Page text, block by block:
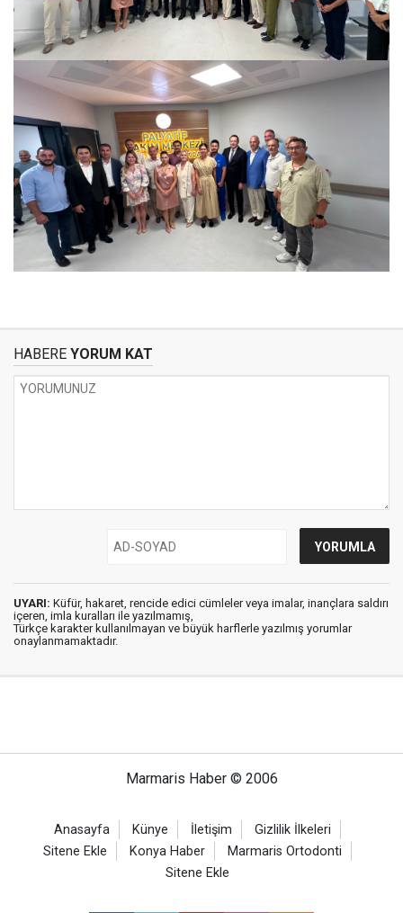
HABERE YORUM KAT
UYARI: Küfür, hakaret, rencide edici cümleler veya imalar, inançlara saldırı
içeren, imla kuralları ile yazılmamış,
Türkçe karakter kullanılmayan ve büyük harflerle yazılmış yorumlar
onaylanmamaktadır.
Marmaris Haber © 2006
Anasayfa Künye İletişim
Gizlilik İlkeleri
Sitene Ekle
Konya Haber
Marmaris Ortodonti
Sitene Ekle